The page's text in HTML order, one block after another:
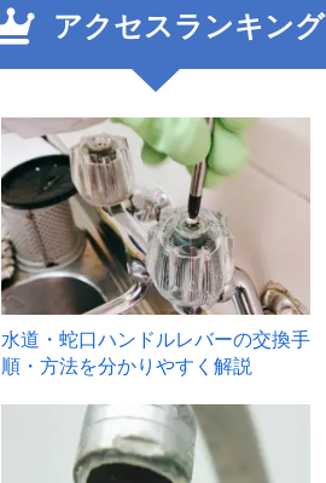
アクセスランキング
2
水道・蛇口ハンドルレバーの交換手
順・方法を分かりやすく解説